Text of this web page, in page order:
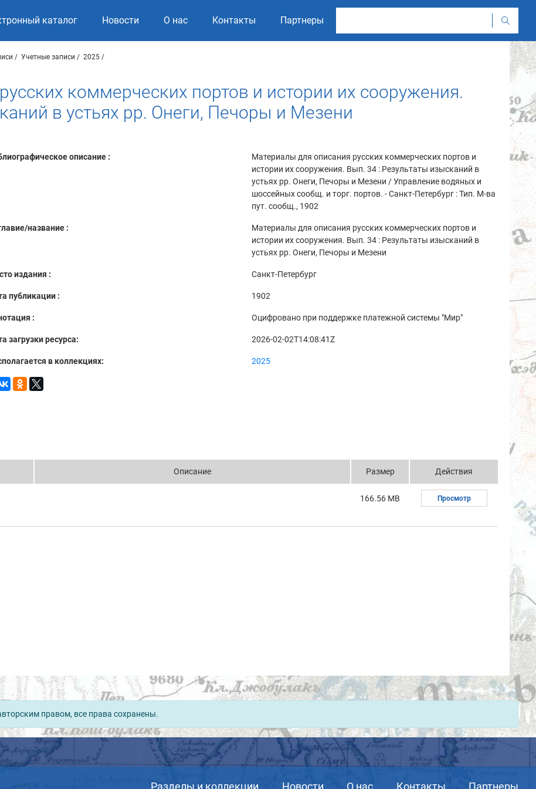
каталог Новости О нас Контакты Партнеры
Учетные записи 2025
коммерческих портов и истории их сооружения.
в устьях рр. Онеги, Печоры и Мезени
описание :
Материалы для описания русских коммерческих портов и
истории их сооружения. Вып. 34 : Результаты изысканий в
устьях рр. Онеги, Печоры и Мезени / Управление водяных и
шоссейных сообщ. и торг. портов. - Санкт-Петербург : Тип. М-ва
пут. сообщ., 1902
название :
Материалы для описания русских коммерческих портов и
истории их сооружения. Вып. 34 : Результаты изысканий в
устьях рр. Онеги, Печоры и Мезени
издания : Санкт-Петербург
публикации : 1902
: Оцифровано при поддержке платежной системы "Мир"
загрузки ресурса: 2026-02-02T14:08:41Z
в коллекциях: 2025
Описание Размер Действия
166.56 MB Просмотр
правом, все права сохранены.
Разделы и коллекции Новости О нас Контакты Партнеры